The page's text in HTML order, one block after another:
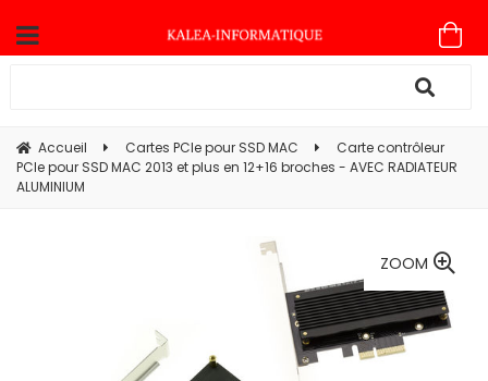
Accueil Cartes PCIe pour SSD MAC
Carte contrôleur
PCIe pour SSD MAC 2013 et plus en 12+16 broches - AVEC RADIATEUR
ALUMINIUM
ZOOM